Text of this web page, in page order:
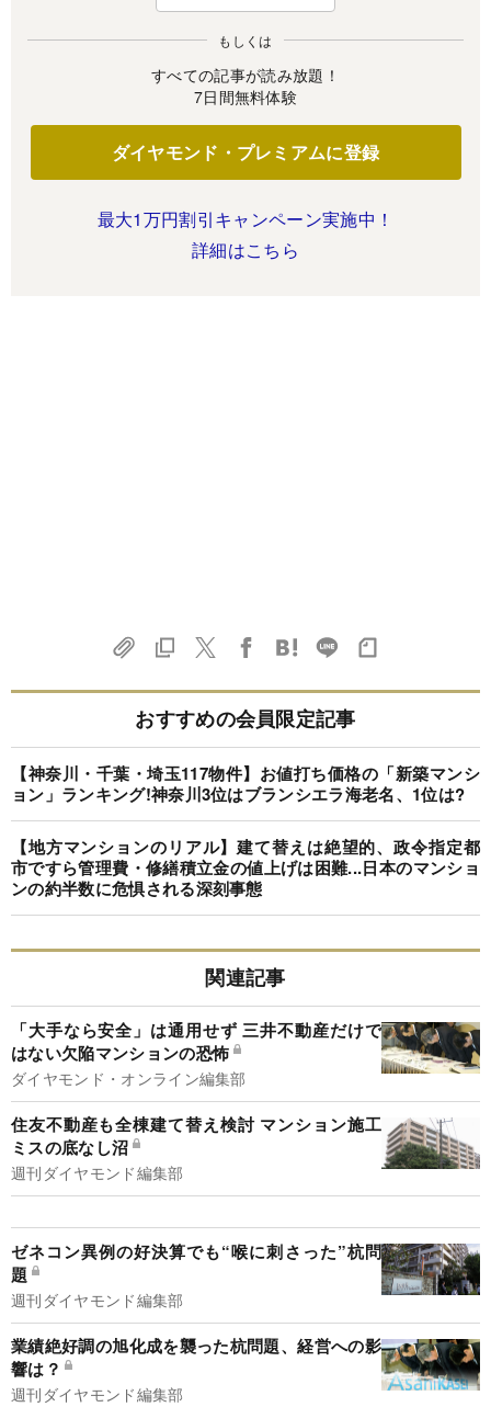
もしくは
すべての記事が読み放題！
7日間無料体験
ダイヤモンド・プレミアムに登録
最大1万円割引キャンペーン実施中！
詳細はこちら
おすすめの会員限定記事
【神奈川・千葉・埼玉117物件】お値打ち価格の「新築マンシ
ョン」ランキング!神奈川3位はブランシエラ海老名、1位は?
【地方マンションのリアル】建て替えは絶望的、政令指定都
市ですら管理費・修繕積立金の値上げは困難...日本のマンショ
ンの約半数に危惧される深刻事態
関連記事
「大手なら安全」は通用せず 三井不動産だけで
はない欠陥マンションの恐怖
ダイヤモンド・オンライン編集部
住友不動産も全棟建て替え検討 マンション施工
ミスの底なし沼
週刊ダイヤモンド編集部
ゼネコン異例の好決算でも“喉に刺さった”杭問
題
週刊ダイヤモンド編集部
業績絶好調の旭化成を襲った杭問題、経営への影
響は？
週刊ダイヤモンド編集部